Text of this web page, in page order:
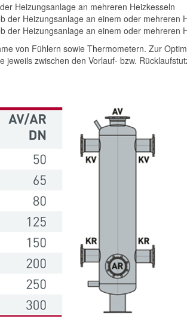
Heizungsanlage an mehreren Heizkesseln
der Heizungsanlage an einem oder mehreren
der Heizungsanlage an einem oder mehreren
von Fühlern sowie Thermometern. Zur
jeweils zwischen den Vorlauf- bzw.